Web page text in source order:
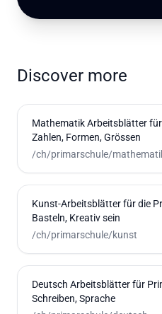
Discover more
Mathematik Arbeitsblätter
Zahlen, Formen, Grössen
/ch/primarschule/
Kunst-Arbeitsblätter für die
Basteln, Kreativ sein
/ch/primarschule/kunst
Deutsch Arbeitsblätter für
Schreiben, Sprache